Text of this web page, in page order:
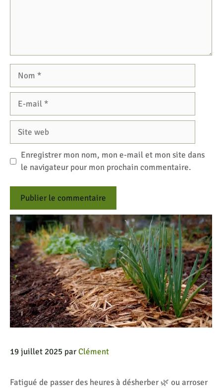
19 juillet 2025 parClément
Fatigué de passer des heures à désherber 🌿 ou arroser
web
Enregistrer mon nom, mon e-mail et mon site dans
le navigateur pour mon prochain commentaire.